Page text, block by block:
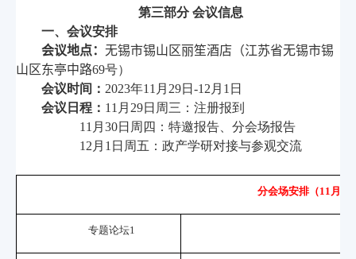
第三部分 会议信息
一、会议安排
会议地点： 无锡市锡山区丽笙酒店（江苏省无锡市锡
山区东亭中路69号）
会议时间： 2023年11 月 29日 -12 月 1 日
会议日程： 11 月 29日周三：注册报到
11 月 30日周四：特邀报告、分会场报告
12 月 1 日周五：政产学研对接与参观交流
分会场安排（11 月
专题论坛1